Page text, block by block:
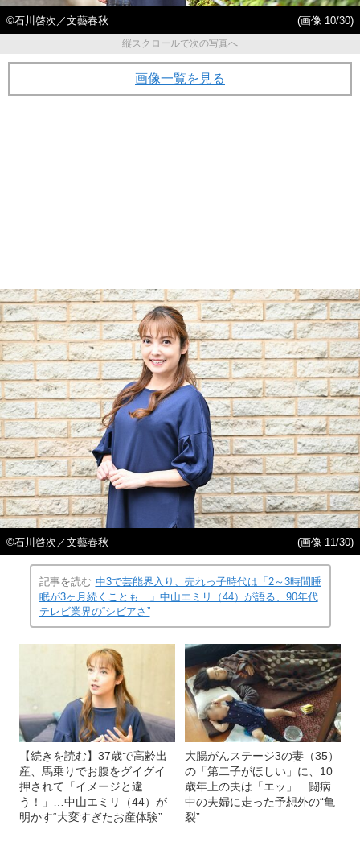
©石川啓次／文藝春秋
(画像 10/30)
縦スクロールで次の写真へ
画像一覧を見る
©石川啓次／文藝春秋 (画像 11/30)
記事を読む 中3で芸能界入り、売れっ子時代は「2～3時間睡
眠が3ヶ月続くことも…」中山エミリ（44）が語る、90年代
テレビ業界の“シビアさ”
【続きを読む】37歳で高齢出
産、馬乗りでお腹をグイグイ
押されて「イメージと違
う！」…中山エミリ（44）が
明かす“大変すぎたお産体験”
大腸がんステージ3の妻（35）
の「第二子がほしい」に、10
歳年上の夫は「エッ」…闘病
中の夫婦に走った予想外の“亀
裂”